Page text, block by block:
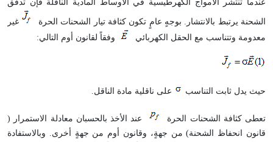
عندما تنتشر الأمواج الكهرطيسية في الأوساط المادية الناقلة فإن تدفق
الشحنة يرتبط بالانتشار. بوجهٍ عامٍ تكون كثافة تيار الشحنات الحرة
غير
معدومة وتتناسب مع الحقل الكهربائي
وفقاً لقانون أوم التالي:
حيث يدل ثابت التناسب على ناقلية مادة الناقل.
تعطى كثافة الشحنات الحرة
عند الأخذ بالحسبان معادلة الاستمرار (
قانون انحفاظ الشحنة) من جهةٍ، وقانون أوم من جهةٍ أخرى. وبالاستفادة